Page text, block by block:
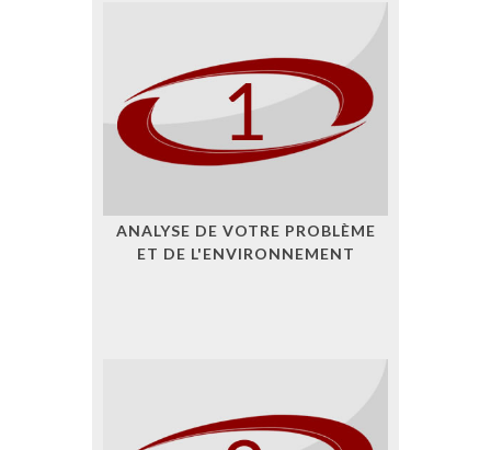
ANALYSE DE VOTRE PROBLÈME
ET DE L'ENVIRONNEMENT